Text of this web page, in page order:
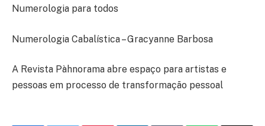
Numerologia para todos
Numerologia Cabalística – Gracyanne Barbosa
A Revista Pàhnorama abre espaço para artistas e
pessoas em processo de transformação pessoal